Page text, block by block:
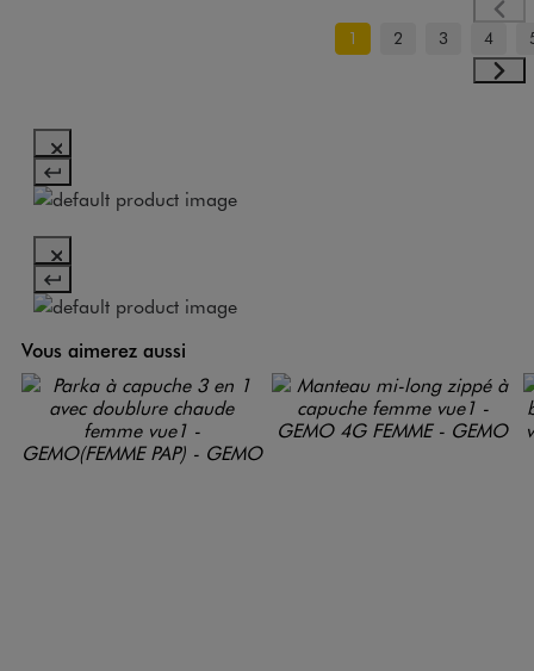
1 2 3 4
Vous aimerez aussi